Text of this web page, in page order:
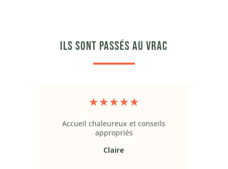
Ils sont passés au vrac
★★★★★
Accueil chaleureux et conseils
appropriés
Claire